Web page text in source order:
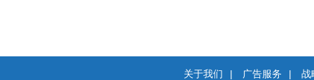
关于我们 | 广告服务 |
战